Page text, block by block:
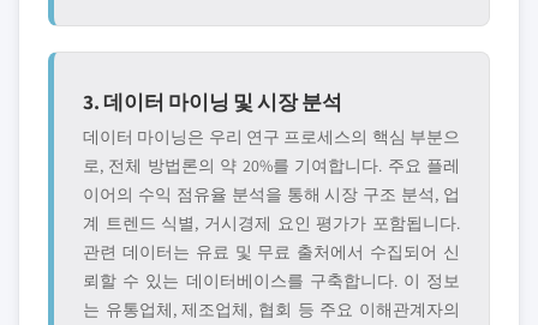
3. 데이터 마이닝 및 시장 분석
데이터 마이닝은 우리 연구 프로세스의 핵심 부분으
로, 전체 방법론의 약 20%를 기여합니다. 주요 플레
이어의 수익 점유율 분석을 통해 시장 구조 분석, 업
계 트렌드 식별, 거시경제 요인 평가가 포함됩니다.
관련 데이터는 유료 및 무료 출처에서 수집되어 신
뢰할 수 있는 데이터베이스를 구축합니다. 이 정보
는 유통업체, 제조업체, 협회 등 주요 이해관계자의